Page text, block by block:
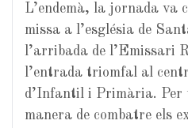
L’endemà, la jornada va
missa a l’església de
l’arribada de l’Emissari
l’entrada triomfal al
d’Infantil i Primària. Per
manera de combatre els